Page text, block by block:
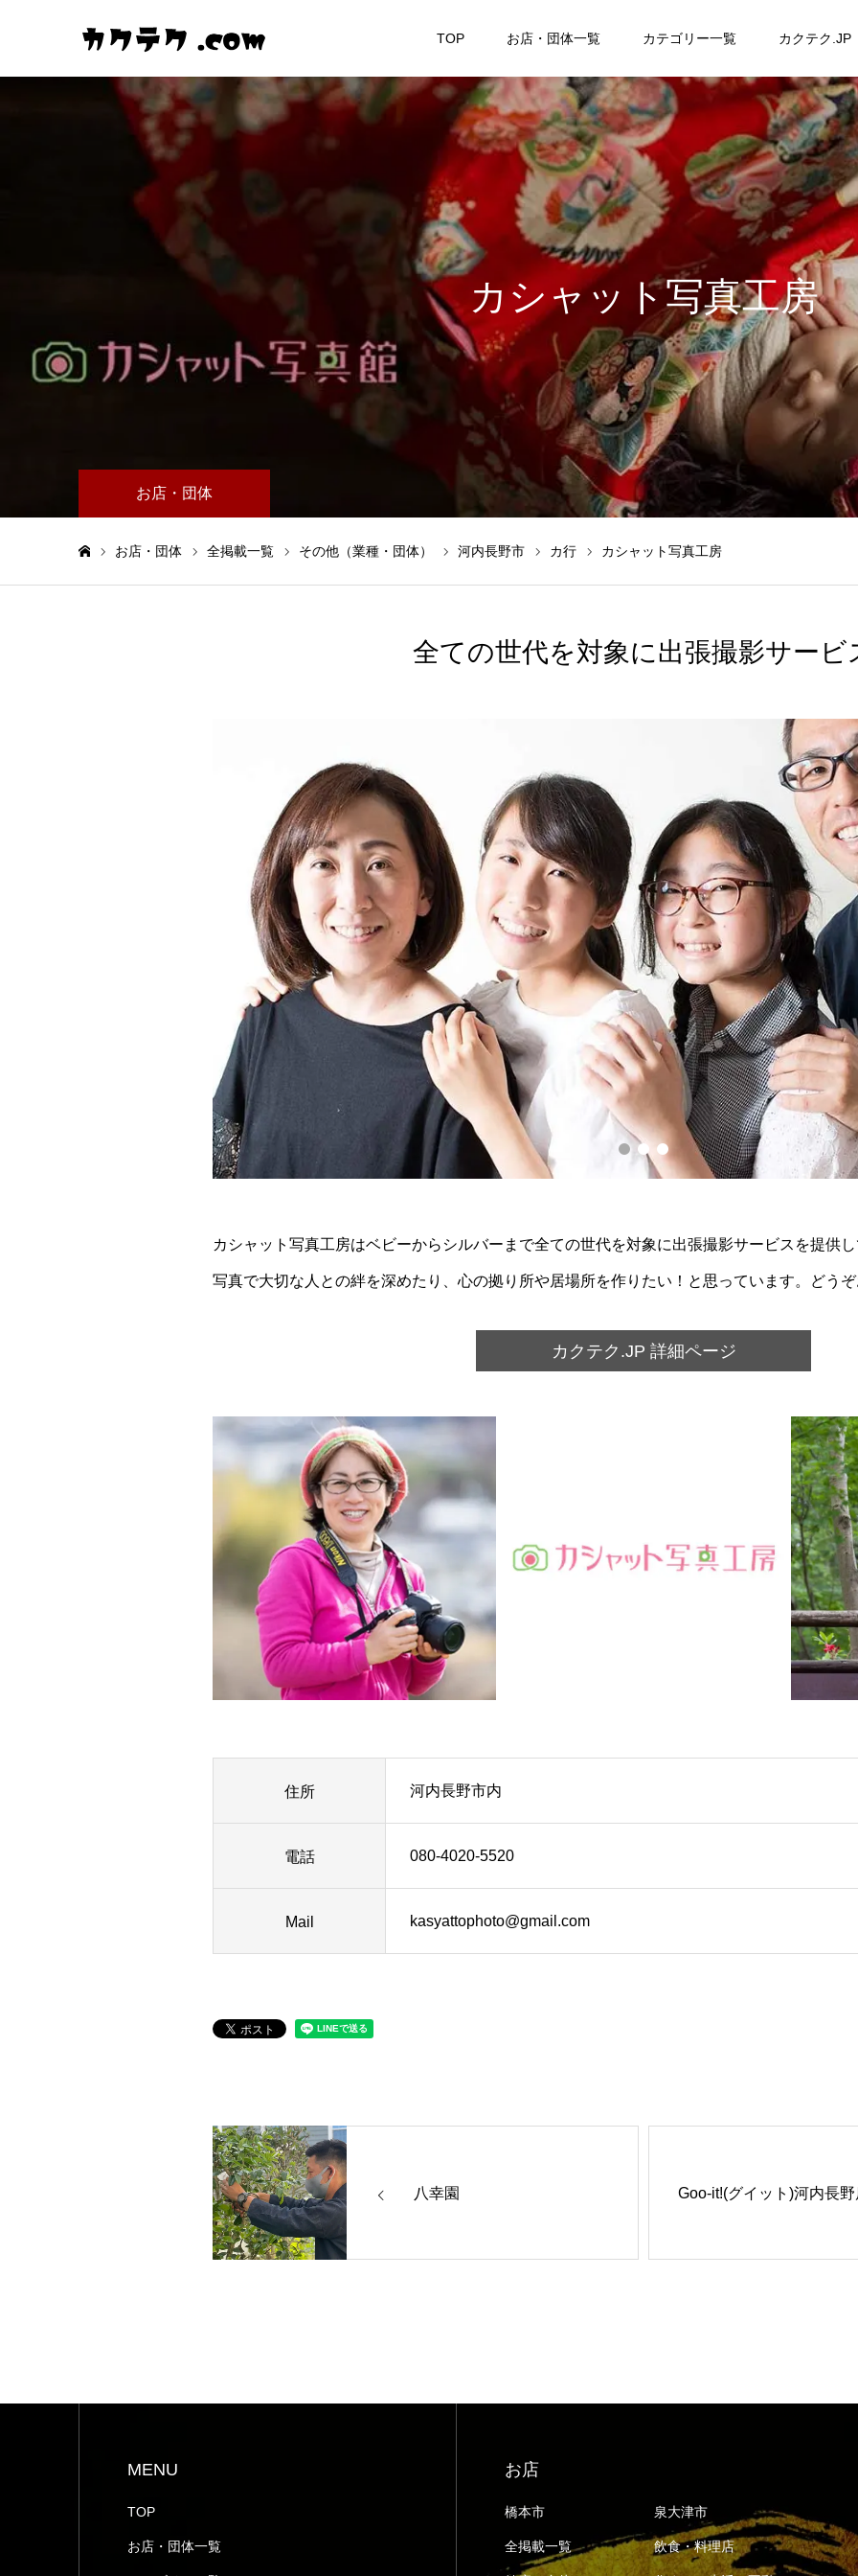
TOP お店・団体一覧 カテゴリー一覧 カクテク.JP
カシャット写真工房
お店・団体
お店・団体 全掲載一覧 その他（業種・団体） 河内長野市 カ行 カシャット写真工房
全ての世代を対象に出張撮影サービ
カシャット写真工房はベビーからシルバーまで全ての世代を対象に出張撮影サービスを提供
写真で大切な人との絆を深めたり、心の拠り所や居場所を作りたい！と思っています。どう
カクテク.JP 詳細ページ
住所 河内長野市内
電話 080-4020-5520
Mail kasyattophoto@gmail.com
八幸園 Goo-it!(グイット)河内長野
MENU
TOP
お店・団体一覧
お店
橋本市 泉大津市
全掲載一覧 飲食・料理店